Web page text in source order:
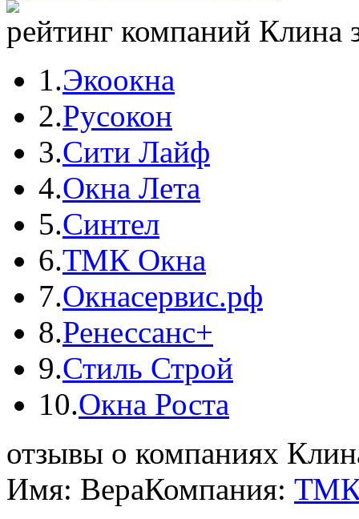
рейтинг компаний Клина
1.Экоокна
2.Русокон
3.Сити Лайф
4.Окна Лета
5.Синтел
6.ТМК Окна
7.Окнасервис.рф
8.Ренессанс+
9.Стиль Строй
10.Окна Роста
отзывы о компаниях
Имя: ВераКомпания: ТМК